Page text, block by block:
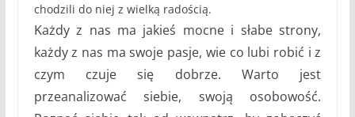
chodzili do niej z wielką radością.
Każdy z nas ma jakieś mocne i słabe strony,
każdy z nas ma swoje pasje, wie co lubi robić i z
czym czuje się dobrze. Warto jest
przeanalizować siebie, swoją osobowość.